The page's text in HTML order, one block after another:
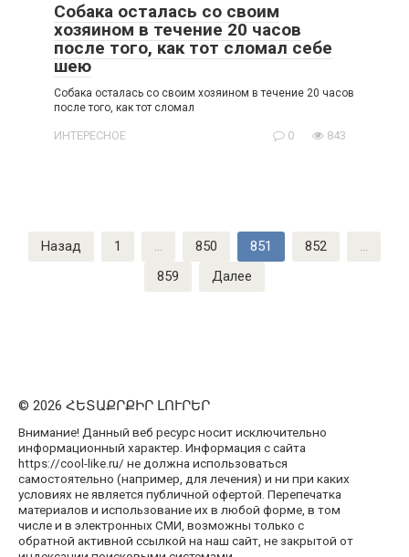
Собака осталась со своим
хозяином в течение 20 часов
после того, как тот сломал себе
шею
Собака осталась со своим хозяином в течение 20 часов
после того, как тот сломал
ИНТЕРЕСНОЕ 0 843
Пагинация
записей
Назад 1 … 850 851 852
…
859
Далее
© 2026 ՀԵՏԱՔՐՔԻՐ ԼՈՒՐԵՐ
Внимание! Данный веб ресурс носит исключительно
информационный характер. Информация с сайта
https://cool-like.ru/ не должна использоваться
самостоятельно (например, для лечения) и ни при каких
условиях не является публичной офертой. Перепечатка
материалов и использование их в любой форме, в том
числе и в электронных СМИ, возможны только с
обратной активной ссылкой на наш сайт, не закрытой от